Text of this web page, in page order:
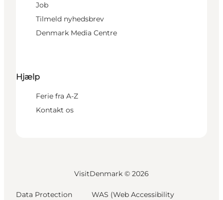
Job
Tilmeld nyhedsbrev
Denmark Media Centre
Hjælp
Ferie fra A-Z
Kontakt os
VisitDenmark © 2026
Data Protection WAS (Web Accessibility